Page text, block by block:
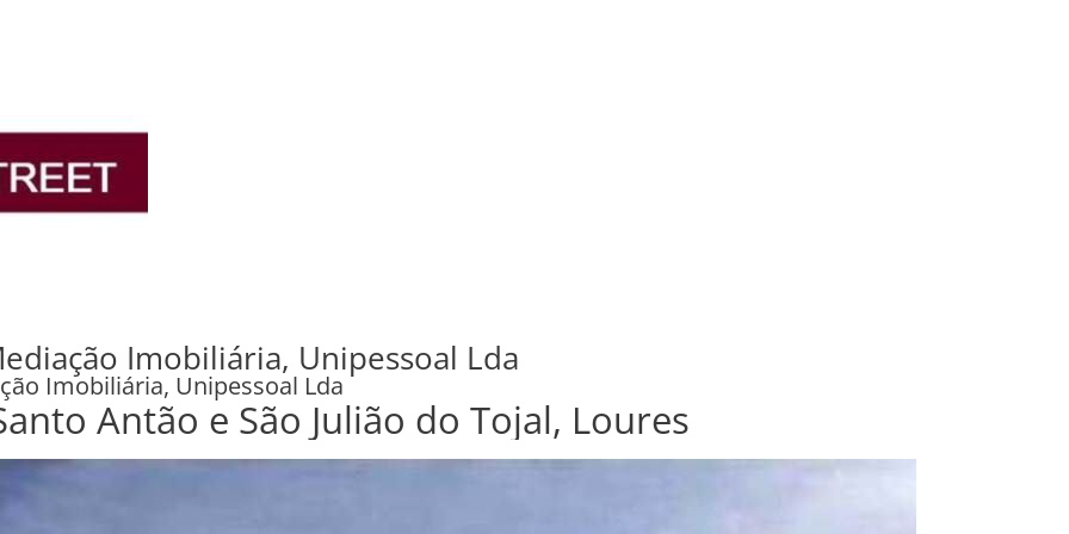
Imobiliária, Unipessoal Lda
Imobiliária, Unipessoal Lda
- Santo Antão e São Julião do Tojal, Loures